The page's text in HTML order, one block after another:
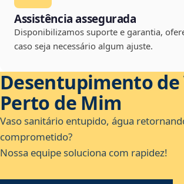
Assistência assegurada
Disponibilizamos suporte e garantia,
caso seja necessário algum ajuste.
Desentupimento de
Perto de Mim
Vaso sanitário entupido, água
comprometido?
Nossa equipe soluciona com rapidez!